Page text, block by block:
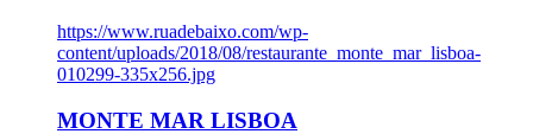
https://www.ruadebaixo.com/wp-
content/uploads/2018/08/restaurante_monte_mar_lisboa-
010299-335x256.jpg
MONTE MAR LISBOA